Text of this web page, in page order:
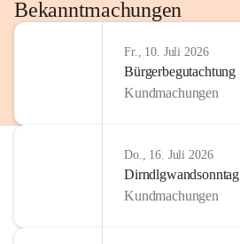
http://www.omv.com
Bekanntmachungen
Fr., 10. Juli 2026
Bürgerbegutachtung
Kundmachungen
Do., 16. Juli 2026
Dirndlgwandsonntag
Kundmachungen